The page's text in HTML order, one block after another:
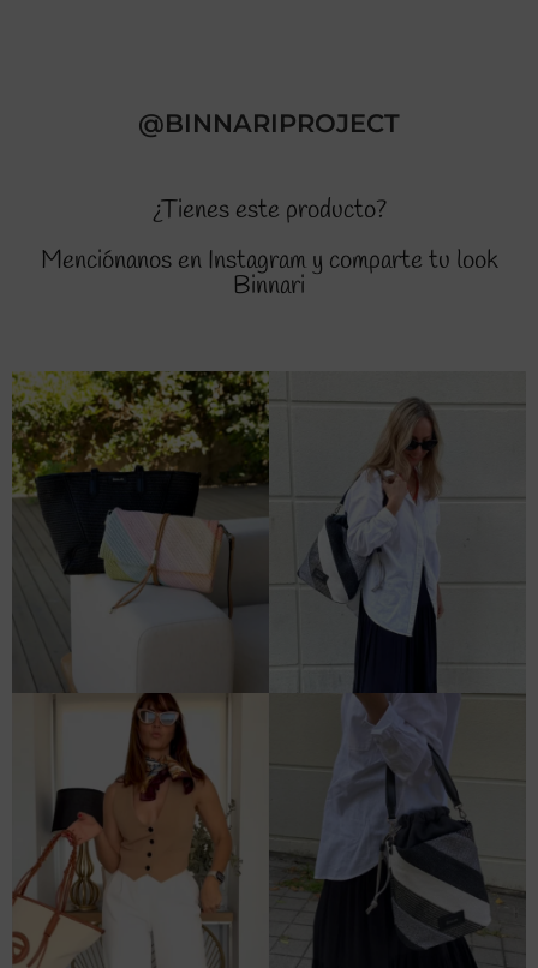
@BINNARIPROJECT
¿Tienes este producto?
Menciónanos en Instagram y comparte tu look
Binnari